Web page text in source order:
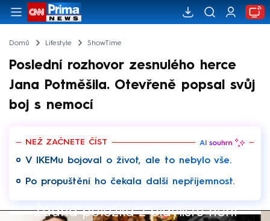
Domů Lifestyle ShowTime
Poslední rozhovor zesnulého herce
Jana Potměšila. Otevřeně popsal svůj
boj s nemocí
NEŽ ZAČNETE ČÍST
V IKEMu bojoval o život, ale to nebylo vše.
Po propuštění ho čekala další nepříjemnost.
Žádná položka z playlistu není